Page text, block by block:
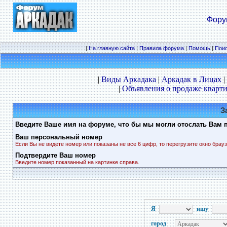
|На главную сайта|Правила форума|Помощь|
|Виды Аркадака|Аркадак в Лицах|
|Объявления о продаже
Введите Ваше имя на форуме, что бы мы могли отослать Вам
Ваш персональный номер
Если Вы не видете номер или показаны не все 6 цифр, то перегрузите окно
Подтвердите Ваш номер
Введите номер показанный на картинке справа.
Я ищу
город